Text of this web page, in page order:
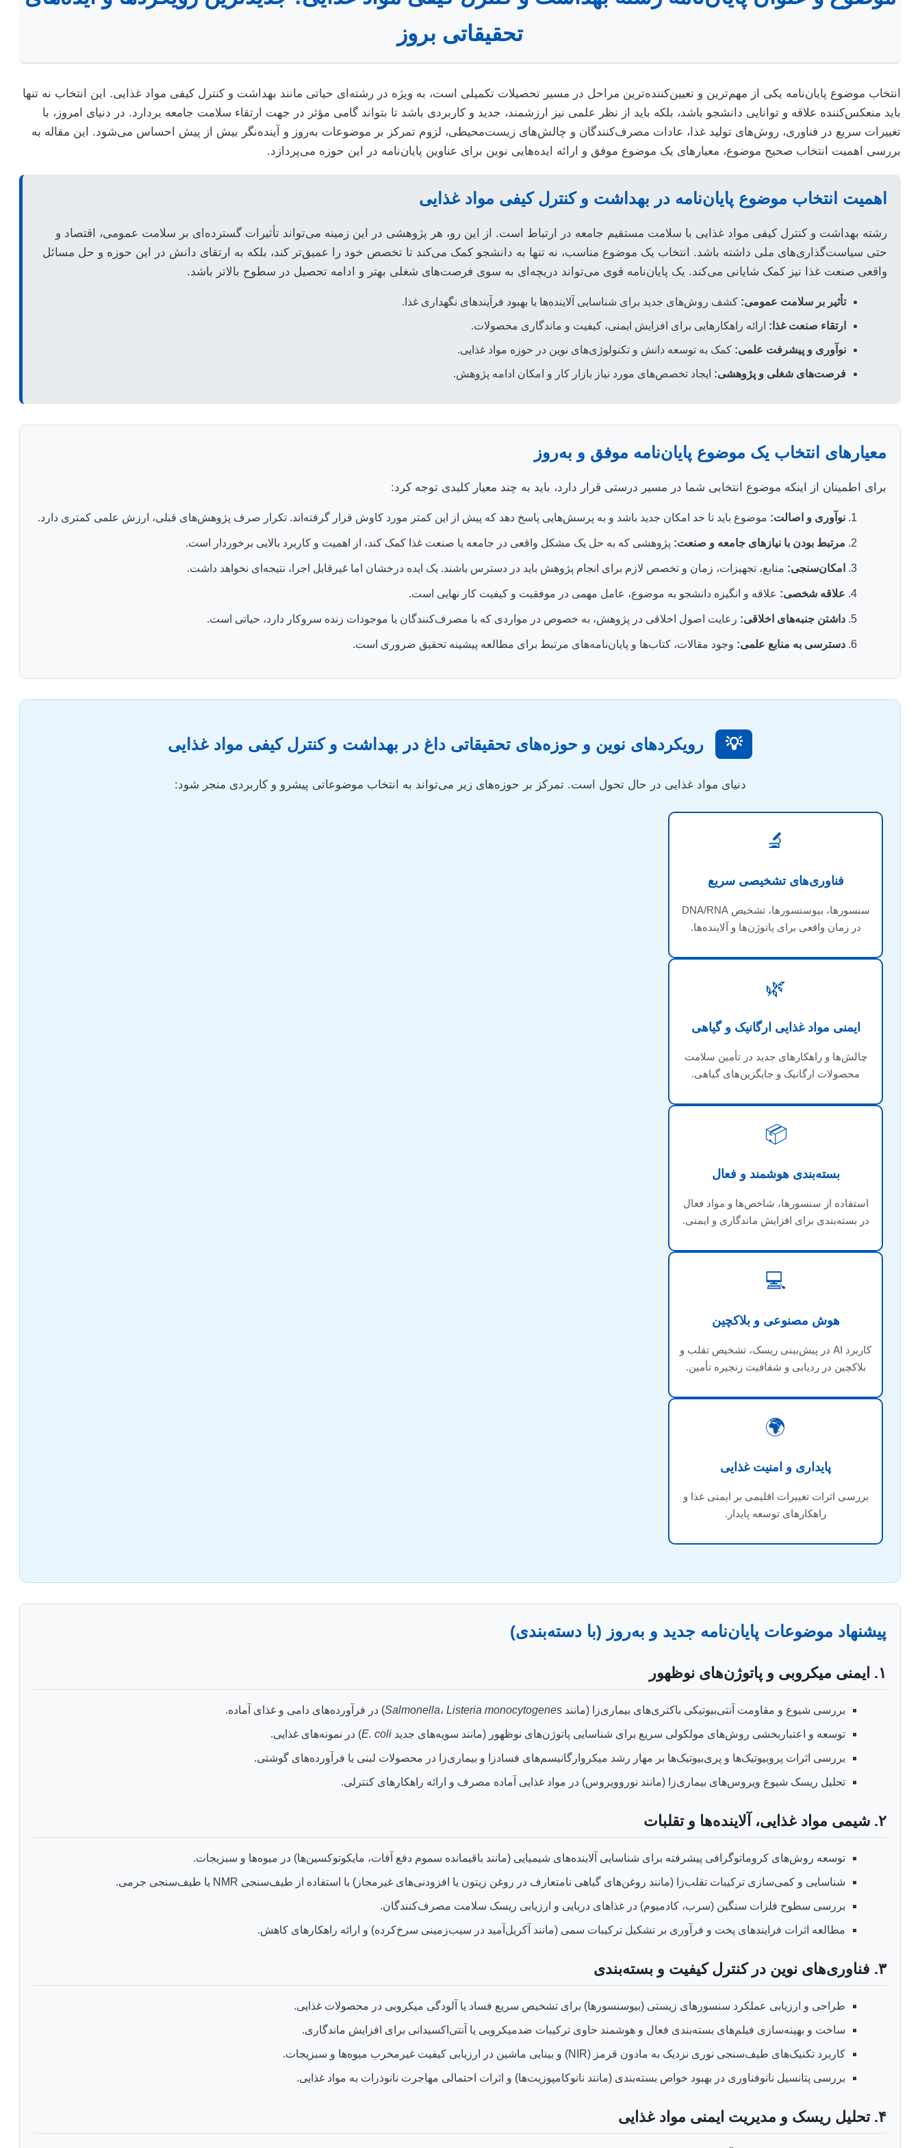
تحقیقاتی بروز
انتخاب موضوع پایان‌نامه یکی از مهم‌ترین و تعیین‌کننده‌ترین مراحل در مسیر تحصیلات تکمیلی است، به ویژه در رشته‌ای حیاتی مانند بهداشت و کنترل کیفی مواد غذایی. این انتخاب نه تنها
باید منعکس‌کننده علاقه و توانایی دانشجو باشد، بلکه باید از نظر علمی نیز ارزشمند، جدید و کاربردی باشد تا بتواند گامی مؤثر در جهت ارتقاء سلامت جامعه بردارد. در دنیای امروز، با
تغییرات سریع در فناوری، روش‌های تولید غذا، عادات مصرف‌کنندگان و چالش‌های زیست‌محیطی، لزوم تمرکز بر موضوعات به‌روز و آینده‌نگر بیش از پیش احساس می‌شود. این مقاله به
بررسی اهمیت انتخاب صحیح موضوع، معیارهای یک موضوع موفق و ارائه ایده‌هایی نوین برای عناوین پایان‌نامه در این حوزه می‌پردازد.
اهمیت انتخاب موضوع پایان‌نامه در بهداشت و کنترل کیفی مواد غذایی
رشته بهداشت و کنترل کیفی مواد غذایی با سلامت مستقیم جامعه در ارتباط است. از این رو، هر پژوهشی در این زمینه می‌تواند تأثیرات گسترده‌ای بر سلامت عمومی، اقتصاد و
حتی سیاست‌گذاری‌های ملی داشته باشد. انتخاب یک موضوع مناسب، نه تنها به دانشجو کمک می‌کند تا تخصص خود را عمیق‌تر کند، بلکه به ارتقای دانش در این حوزه و حل مسائل
واقعی صنعت غذا نیز کمک شایانی می‌کند. یک پایان‌نامه قوی می‌تواند دریچه‌ای به سوی فرصت‌های شغلی بهتر و ادامه تحصیل در سطوح بالاتر باشد.
تأثیر بر سلامت عمومی: کشف روش‌های جدید برای شناسایی آلاینده‌ها یا بهبود فرآیندهای نگهداری غذا.
ارتقاء صنعت غذا: ارائه راهکارهایی برای افزایش ایمنی، کیفیت و ماندگاری محصولات.
نوآوری و پیشرفت علمی: کمک به توسعه دانش و تکنولوژی‌های نوین در حوزه مواد غذایی.
فرصت‌های شغلی و پژوهشی: ایجاد تخصص‌های مورد نیاز بازار کار و امکان ادامه پژوهش.
معیارهای انتخاب یک موضوع پایان‌نامه موفق و به‌روز
برای اطمینان از اینکه موضوع انتخابی شما در مسیر درستی قرار دارد، باید به چند معیار کلیدی توجه کرد:
نوآوری و اصالت: موضوع باید تا حد امکان جدید باشد و به پرسش‌هایی پاسخ دهد که پیش از این کمتر مورد کاوش قرار گرفته‌اند. تکرار صرف پژوهش‌های قبلی، ارزش علمی کمتری دارد.
مرتبط بودن با نیازهای جامعه و صنعت: پژوهشی که به حل یک مشکل واقعی در جامعه یا صنعت غذا کمک کند، از اهمیت و کاربرد بالایی برخوردار است.
امکان‌سنجی: منابع، تجهیزات، زمان و تخصص لازم برای انجام پژوهش باید در دسترس باشند. یک ایده درخشان اما غیرقابل اجرا، نتیجه‌ای نخواهد داشت.
علاقه شخصی: علاقه و انگیزه دانشجو به موضوع، عامل مهمی در موفقیت و کیفیت کار نهایی است.
داشتن جنبه‌های اخلاقی: رعایت اصول اخلاقی در پژوهش، به خصوص در مواردی که با مصرف‌کنندگان یا موجودات زنده سروکار دارد، حیاتی است.
دسترسی به منابع علمی: وجود مقالات، کتاب‌ها و پایان‌نامه‌های مرتبط برای مطالعه پیشینه تحقیق ضروری است.
💡 رویکردهای نوین و حوزه‌های تحقیقاتی داغ در بهداشت و کنترل کیفی مواد غذایی
دنیای مواد غذایی در حال تحول است. تمرکز بر حوزه‌های زیر می‌تواند به انتخاب موضوعاتی پیشرو و کاربردی منجر شود:
🔬
فناوری‌های تشخیصی سریع
سنسورها، بیوسنسورها، تشخیص DNA/RNA
در زمان واقعی برای پاتوژن‌ها و آلاینده‌ها.
🌿
ایمنی مواد غذایی ارگانیک و گیاهی
چالش‌ها و راهکارهای جدید در تأمین سلامت
محصولات ارگانیک و جایگزین‌های گیاهی.
📦
بسته‌بندی هوشمند و فعال
استفاده از سنسورها، شاخص‌ها و مواد فعال
در بسته‌بندی برای افزایش ماندگاری و ایمنی.
💻
هوش مصنوعی و بلاکچین
کاربرد AI در پیش‌بینی ریسک، تشخیص تقلب و
بلاکچین در ردیابی و شفافیت زنجیره تأمین.
🌍
پایداری و امنیت غذایی
بررسی اثرات تغییرات اقلیمی بر ایمنی غذا و
راهکارهای توسعه پایدار.
پیشنهاد موضوعات پایان‌نامه جدید و به‌روز (با دسته‌بندی)
۱. ایمنی میکروبی و پاتوژن‌های نوظهور
بررسی شیوع و مقاومت آنتی‌بیوتیکی باکتری‌های بیماری‌زا (مانند Salmonella، Listeria monocytogenes ) در فرآورده‌های دامی و غذای آماده.
توسعه و اعتباربخشی روش‌های مولکولی سریع برای شناسایی پاتوژن‌های نوظهور (مانند سویه‌های جدید E. coli) در نمونه‌های غذایی.
بررسی اثرات پروبیوتیک‌ها و پری‌بیوتیک‌ها بر مهار رشد میکروارگانیسم‌های فسادزا و بیماری‌زا در محصولات لبنی یا فرآورده‌های گوشتی.
تحلیل ریسک شیوع ویروس‌های بیماری‌زا (مانند نوروویروس) در مواد غذایی آماده مصرف و ارائه راهکارهای کنترلی.
۲. شیمی مواد غذایی، آلاینده‌ها و تقلبات
توسعه روش‌های کروماتوگرافی پیشرفته برای شناسایی آلاینده‌های شیمیایی (مانند باقیمانده سموم دفع آفات، مایکوتوکسین‌ها) در میوه‌ها و سبزیجات.
شناسایی و کمی‌سازی ترکیبات تقلب‌زا (مانند روغن‌های گیاهی نامتعارف در روغن زیتون یا افزودنی‌های غیرمجاز) با استفاده از طیف‌سنجی NMR یا طیف‌سنجی جرمی.
بررسی سطوح فلزات سنگین (سرب، کادمیوم) در غذاهای دریایی و ارزیابی ریسک سلامت مصرف‌کنندگان.
مطالعه اثرات فرایندهای پخت و فرآوری بر تشکیل ترکیبات سمی (مانند آکریل‌آمید در سیب‌زمینی سرخ‌کرده) و ارائه راهکارهای کاهش.
۳. فناوری‌های نوین در کنترل کیفیت و بسته‌بندی
طراحی و ارزیابی عملکرد سنسورهای زیستی (بیوسنسورها) برای تشخیص سریع فساد یا آلودگی میکروبی در محصولات غذایی.
ساخت و بهینه‌سازی فیلم‌های بسته‌بندی فعال و هوشمند حاوی ترکیبات ضدمیکروبی یا آنتی‌اکسیدانی برای افزایش ماندگاری.
کاربرد تکنیک‌های طیف‌سنجی نوری نزدیک به مادون قرمز (NIR) و بینایی ماشین در ارزیابی کیفیت غیرمخرب میوه‌ها و سبزیجات.
بررسی پتانسیل نانوفناوری در بهبود خواص بسته‌بندی (مانند نانوکامپوزیت‌ها) و اثرات احتمالی مهاجرت نانوذرات به مواد غذایی.
۴. تحلیل ریسک و مدیریت ایمنی مواد غذایی